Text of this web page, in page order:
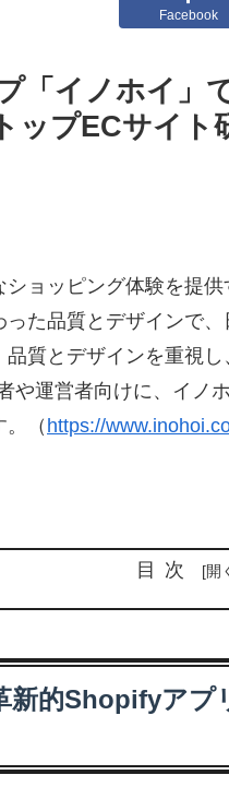
Facebook
「イノホイ」
ップECサイト
ョッピング体験を提
た品質とデザインで
品質とデザインを重視
や運営者向けに、イノ
。（ https://
目次
新的Shopifyアプ